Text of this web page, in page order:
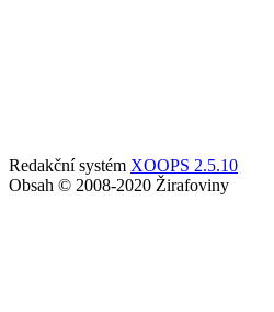
Redakční systém XOOPS 2.5.10
Obsah © 2008-2020 Žirafoviny